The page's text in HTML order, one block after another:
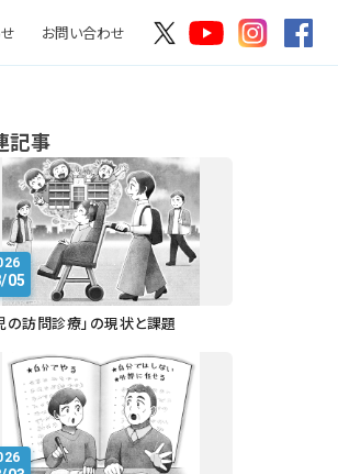
お問い合わせ
記事
05
の訪問診療」の現状と課題